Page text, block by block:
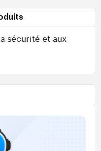
sécurité et aux